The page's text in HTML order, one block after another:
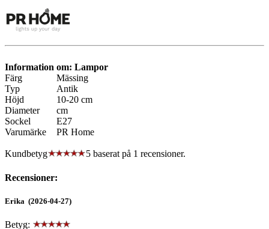
Information om: Lampor
Färg
Mässing
Typ
Antik
Höjd
10-20 cm
Diameter
cm
Sockel
E27
Varumärke
PR Home
Kundbetyg 5 baserat på 1 recensioner.
Recensioner:
Erika (2026-04-27)
Betyg: